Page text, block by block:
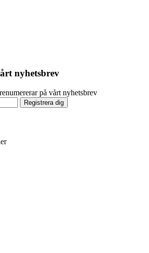
nyhetsbrev
på vårt nyhetsbrev
Registrera dig